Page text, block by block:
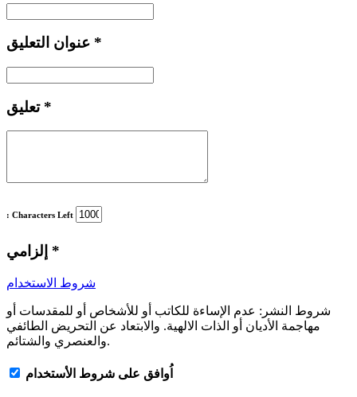
*
تعليق *
: Characters Left
*
شروط الاستخدام
شروط النشر: عدم الإساءة للكاتب أو للأشخاص أو للمقدسات أو
مهاجمة الأديان أو الذات الالهية. والابتعاد عن التحريض الطائفي
والعنصري والشتائم.
اُوافق على شروط الأستخدام